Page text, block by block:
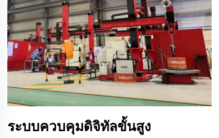
ระบบควบคุมดิจิทัลขั้นสูง